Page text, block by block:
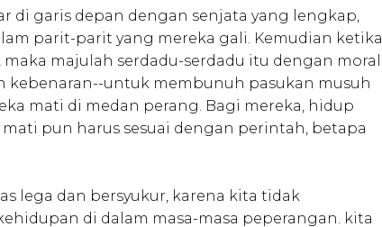
di garis depan dengan senjata yang lengkap,
parit-parit yang mereka gali. Kemudian ketika
majulah serdadu-serdadu itu dengan moral
kebenaran--untuk membunuh pasukan musuh
mati di medan perang. Bagi mereka, hidup
pun harus sesuai dengan perintah, betapa
lega dan bersyukur, karena kita tidak
di dalam masa-masa peperangan. kita